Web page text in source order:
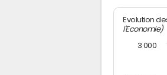
Evolution
l'Economie)
3 000